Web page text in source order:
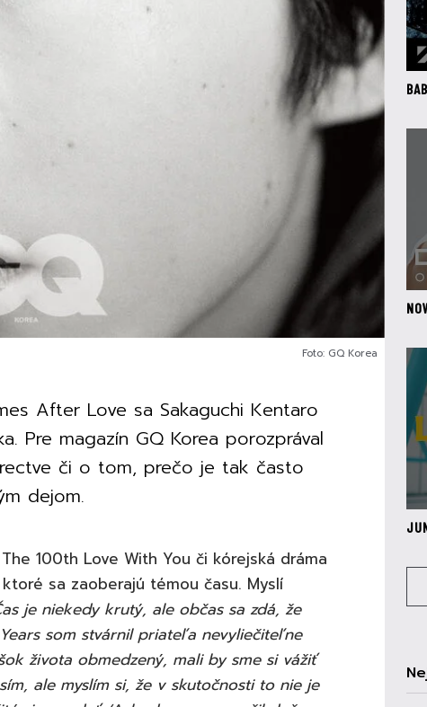
Foto: GQ Korea
After Love sa Sakaguchi Kentaro
Pre magazín GQ Korea porozprával
či o tom, prečo je tak často
dejom.
100th Love With You či kórejská dráma
sa zaoberajú témou času. Myslí
je niekedy krutý, ale občas sa zdá, že
som stvárnil priateľa nevyliečiteľne
života obmedzený, mali by sme si vážiť
ale myslím si, že v skutočnosti to nie je